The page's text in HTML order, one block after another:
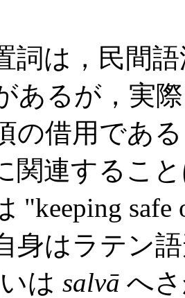
詞は，民間
あるが，実
の借用であ
関連するこ
"keeping
身はラテン
は salvā へ